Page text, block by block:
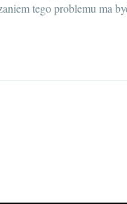
tego problemu ma